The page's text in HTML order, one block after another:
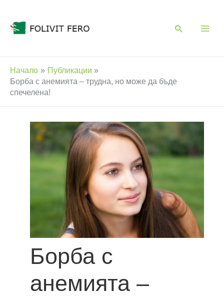
content
Начало
Публикации
Борба с анемията – трудна, но може да бъде
спечелена!
Борба с
анемията –